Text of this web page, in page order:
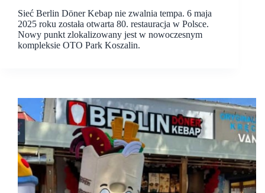
Sieć Berlin Döner Kebap nie zwalnia tempa. 6 maja
2025 roku została otwarta 80. restauracja w Polsce.
Nowy punkt zlokalizowany jest w nowoczesnym
kompleksie OTO Park Koszalin.